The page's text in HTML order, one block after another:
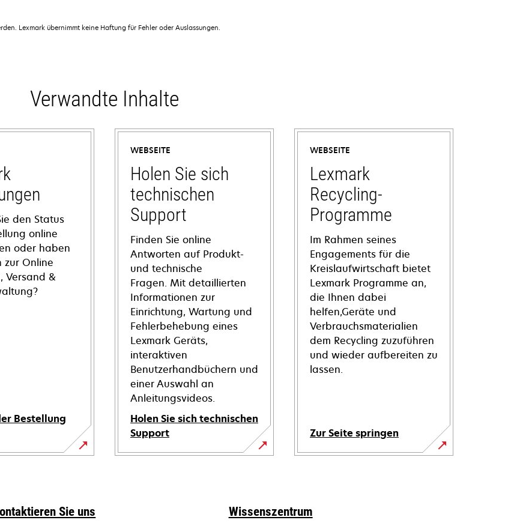
Lexmark übernimmt keine Haftung für Fehler oder Auslassungen.
Verwandte Inhalte
den Status
online
oder haben
zur Online
Versand &
Bestellung
WEBSEITE
Holen Sie sich
technischen
Support
Finden Sie online
Antworten auf Produkt-
und technische
Fragen. Mit detaillierten
Informationen zur
Einrichtung, Wartung und
Fehlerbehebung eines
Lexmark Geräts,
interaktiven
Benutzerhandbüchern und
einer Auswahl an
Anleitungsvideos.
Holen Sie sich technischen
Support
wird
WEBSEITE
Lexmark
Recycling-
Programme
Im Rahmen seines
Engagements für die
Kreislaufwirtschaft bietet
Lexmark Programme an,
die Ihnen dabei
helfen,Geräte und
Verbrauchsmaterialien
dem Recycling zuzuführen
und wieder aufbereiten zu
lassen.
Zur Seite springen
Sie uns Wissenszentrum